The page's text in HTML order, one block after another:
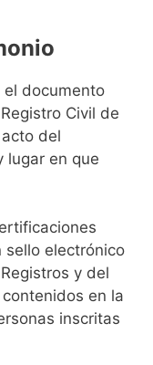
documento
Civil de
del
lugar en que
sello electrónico
y del
en la
inscritas